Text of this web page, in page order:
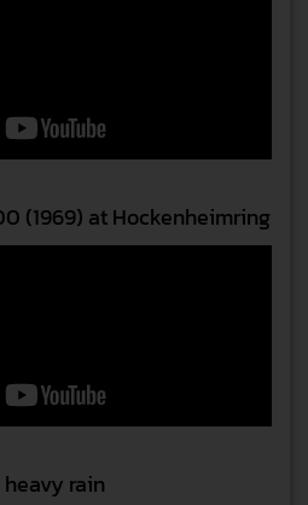
(1969) at Hockenheimring
rain